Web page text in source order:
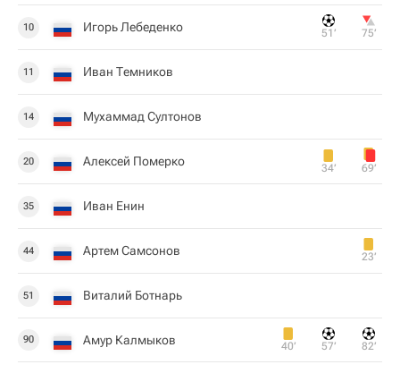
10 Игорь Лебеденко 51‎’‎ 75‎’‎
11 Иван Темников
14 Мухаммад Султонов
20 Алексей Померко 34‎’‎ 69‎’‎
35 Иван Енин
44 Артем Самсонов 23‎’‎
51 Виталий Ботнарь
90 Амур Калмыков 40‎’‎ 57‎’‎ 82‎’‎